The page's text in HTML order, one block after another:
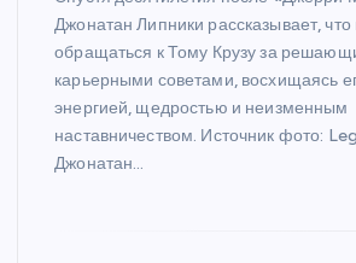
Джонатан Липники рассказывает,
обращаться к Тому Крузу за
карьерными советами, восхищаясь
энергией, щедростью и неизменным
наставничеством. Источник фото:
Джонатан…